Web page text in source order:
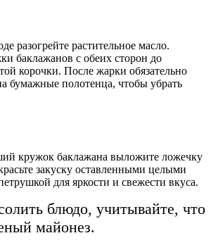
разогрейте растительное масло.
баклажанов с обеих сторон до
корочки. После жарки обязательно
бумажные полотенца, чтобы убрать
кружок баклажана выложите ложечку
закуску оставленными целыми
для яркости и свежести вкуса.
блюдо, учитывайте, что
майонез.